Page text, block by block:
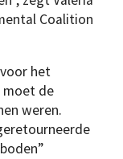
Coalition
het
de
weren.